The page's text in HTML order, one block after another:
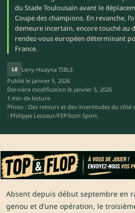
du Stade Toulousain avant le
Coupe des champions. En revanche,
demeure incertain, encore touché au
rendez-vous européen déterminant
France.
LE
Leny-Huayna TIBLE
Publié le janvier 5, 2026
Dernière modification le janvier 5, 2026
1 min de lecture
Photo : Des retours et des incertitudes du côté
: Philippe Lecoeur/FEP/Icon Sport.
Absent depuis début septembre en
genou et d’une opération, le